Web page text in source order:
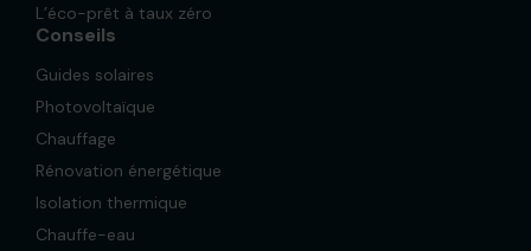
L’éco-prêt à taux zéro
Conseils
Guides solaires
Photovoltaïque
Chauffage
Rénovation énergétique
Isolation thermique
Chauffe-eau